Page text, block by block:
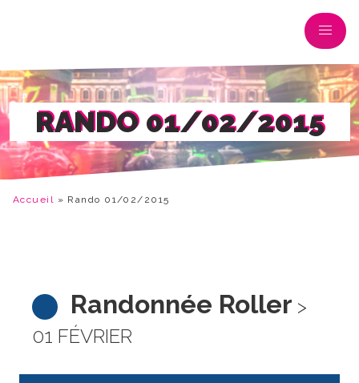
RANDO 01/02/2015
Accueil » Rando 01/02/2015
Randonnée Roller >
01 FÉVRIER